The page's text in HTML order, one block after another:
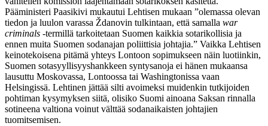
Pääministeri Paasikivi mukautui Lehtisen mukaan ”olemassa olevan
tiedon ja luulon varassa Ždanovin tulkintaan, että samalla war
criminals -termillä tarkoitetaan Suomen kaikkia sotarikollisia ja
ennen muita Suomen sodanajan poliittisia johtajia.” Vaikka Lehtisen
keinotekoisena pitämä yhteys Lontoon sopimukseen näin luotiinkin,
Suomen sotasyyllisyyshankkeen syntysanoja ei hänen mukaansa
lausuttu Moskovassa, Lontoossa tai Washingtonissa vaan
Helsingissä. Lehtinen jättää silti avoimeksi muidenkin tutkijoiden
pohtiman kysymyksen siitä, olisiko Suomi ainoana Saksan rinnalla
sotineena valtiona voinut välttää sodanaikaisten johtajien
tuomitsemisen.